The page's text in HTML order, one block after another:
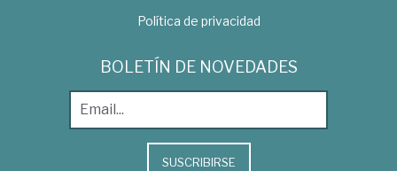
Política de privacidad
BOLETÍN DE NOVEDADES
SUSCRIBIRSE